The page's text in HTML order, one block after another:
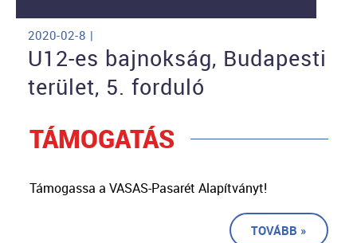
2020-02-8 |
U12-es bajnokság, Budapesti
terület, 5. forduló
TÁMOGATÁS
Támogassa a VASAS-Pasarét Alapítványt!
TOVÁBB »